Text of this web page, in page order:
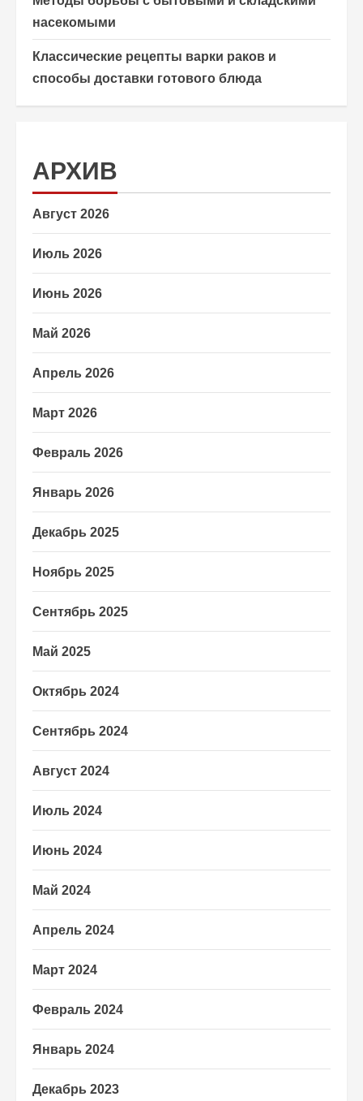
насекомыми
Классические рецепты варки раков и
способы доставки готового блюда
АРХИВ
Август 2026
Июль 2026
Июнь 2026
Май 2026
Апрель 2026
Март 2026
Февраль 2026
Январь 2026
Декабрь 2025
Ноябрь 2025
Сентябрь 2025
Май 2025
Октябрь 2024
Сентябрь 2024
Август 2024
Июль 2024
Июнь 2024
Май 2024
Апрель 2024
Март 2024
Февраль 2024
Январь 2024
Декабрь 2023